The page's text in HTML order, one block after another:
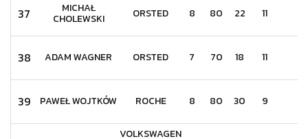
37 MICHAŁ
CHOLEWSKI ORSTED 8 80 22 11
38 ADAM WAGNER ORSTED 7 70 18 11
39 PAWEŁ WOJTKÓW ROCHE 8 80 30 9
VOLKSWAGEN